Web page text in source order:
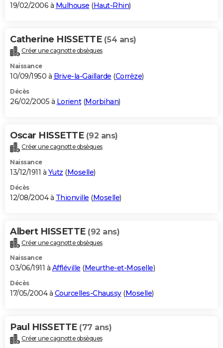
19/02/2006 à Mulhouse (Haut-Rhin)
Catherine HISSETTE (54 ans)
Créer une cagnotte obsèques
Naissance
10/09/1950 à Brive-la-Gaillarde (Corrèze)
Décès
26/02/2005 à Lorient(Morbihan)
Oscar HISSETTE (92 ans)
Créer une cagnotte obsèques
Naissance
13/12/1911 à Yutz (Moselle)
Décès
12/08/2004 à Thionville (Moselle)
Albert HISSETTE (92 ans)
Créer une cagnotte obsèques
Naissance
03/06/1911 à Affléville (Meurthe-et-Moselle)
Décès
17/05/2004 à Courcelles-Chaussy(Moselle)
Paul HISSETTE (77 ans)
Créer une cagnotte obsèques